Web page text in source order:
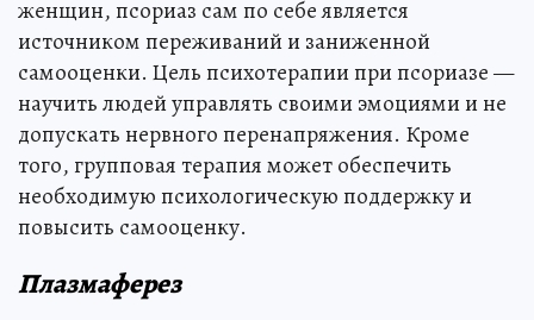
женщин, псориаз сам по себе является
источником переживаний и заниженной
самооценки. Цель психотерапии при псориазе —
научить людей управлять своими эмоциями и не
допускать нервного перенапряжения. Кроме
того, групповая терапия может обеспечить
необходимую психологическую поддержку и
повысить самооценку.
Плазмаферез